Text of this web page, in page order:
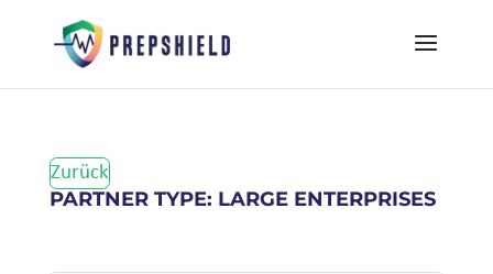
Zurück
PARTNER TYPE: LARGE ENTERPRISES